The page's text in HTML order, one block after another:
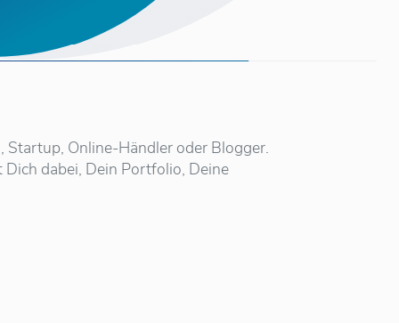
Startup, Online-Händler oder Blogger.
dabei, Dein Portfolio, Deine